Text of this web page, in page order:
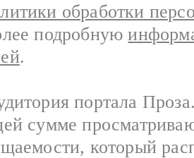
обработки
подробную
.
портала
сумме
который